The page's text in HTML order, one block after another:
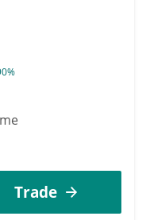
Trade